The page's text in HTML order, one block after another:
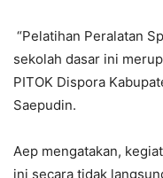
“Pelatihan Peralatan
sekolah dasar ini
PITOK Dispora
Saepudin.
Aep mengatakan,
ini secara tidak